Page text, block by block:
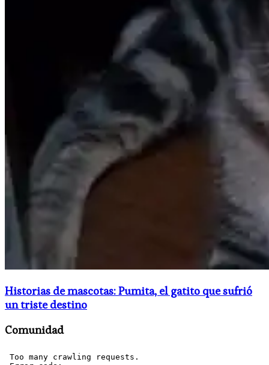
Historias de mascotas: Pumita, el gatito que sufrió
un triste destino
Comunidad